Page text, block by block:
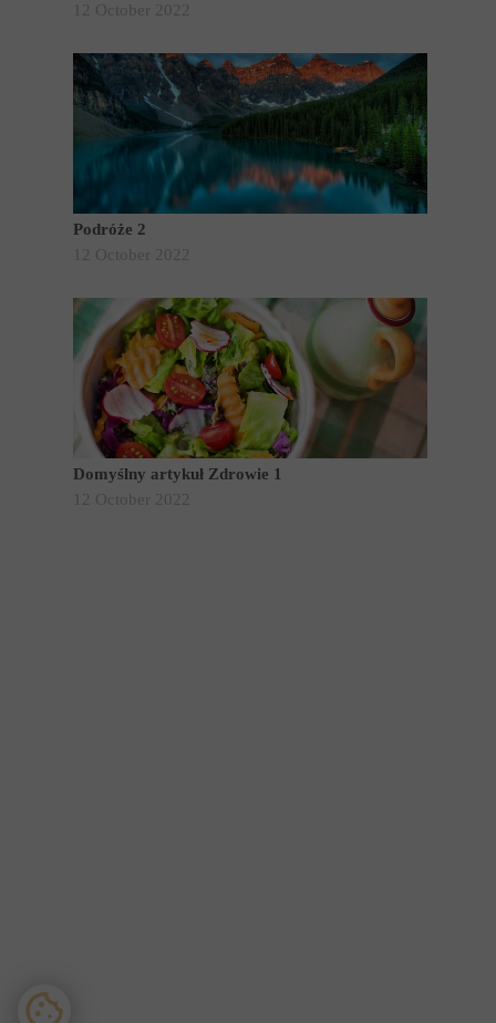
12 October 2022
Podróże 2
12 October 2022
Domyślny artykuł Zdrowie 1
12 October 2022